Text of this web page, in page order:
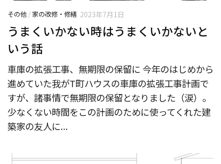
その他 /家の改修・修繕 2023年7月1日
うまくいかない時はうまくいかないと
いう話
車庫の拡張工事、無期限の保留に 今年のはじめから
進めていた我がT町ハウスの車庫の拡張工事計画で
すが、諸事情で無期限の保留となりました（涙）。
少なくない時間をこの計画のために使ってくれた建
築家の友人に...